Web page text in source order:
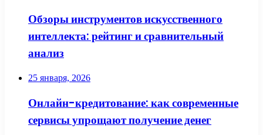
Обзоры инструментов искусственного
интеллекта: рейтинг и сравнительный
анализ
25 января, 2026
Онлайн-кредитование: как современные
сервисы упрощают получение денег